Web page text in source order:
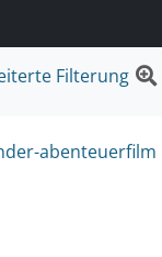
Filterung
abenteuerfilm